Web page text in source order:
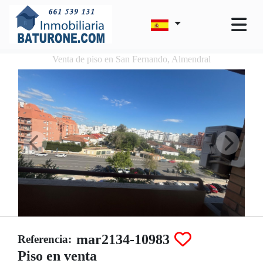
Venta de piso en San Fernando, Almendral
Referencia: mar2134-10983
Piso en venta